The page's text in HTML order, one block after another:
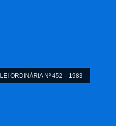
LEI ORDINÁRIA Nº 452 – 1983